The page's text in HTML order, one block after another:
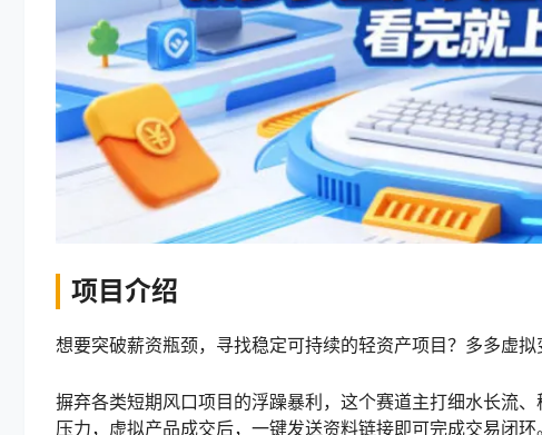
项目介绍
想要突破薪资瓶颈，寻找稳定可持续的轻资产项目？多多虚拟
摒弃各类短期风口项目的浮躁暴利，这个赛道主打细水长流
压力，虚拟产品成交后，一键发送资料链接即可完成交易闭环。